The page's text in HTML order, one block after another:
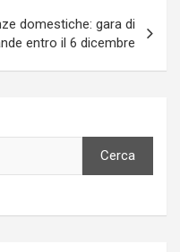
domestiche: gara di
entro il 6 dicembre
Cerca